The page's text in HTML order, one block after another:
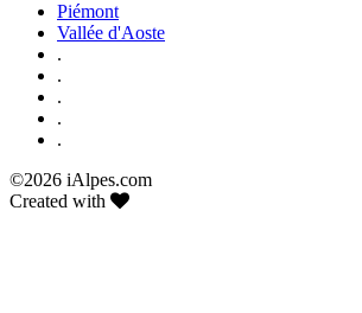
Piémont
Vallée d'Aoste
.
.
.
.
.
©2026 iAlpes.com
Created with